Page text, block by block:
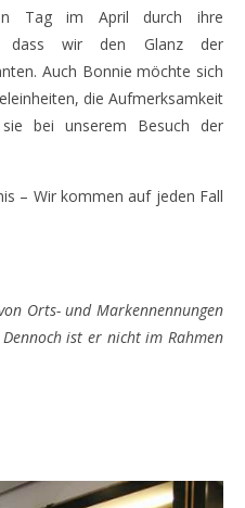
Tag im April durch ihre
dass wir den Glanz der
Auch Bonnie möchte sich
die Aufmerksamkeit
bei unserem Besuch der
– Wir kommen auf jeden Fall
Orts- und Markennennungen
ist er nicht im Rahmen